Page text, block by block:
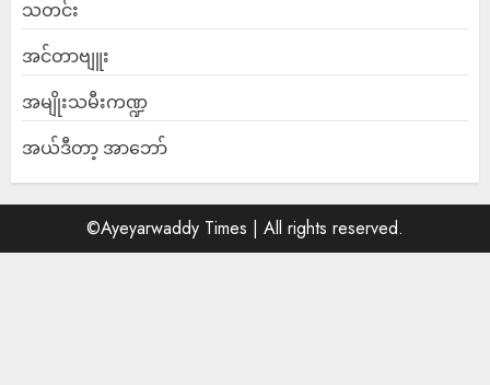
သတင်း
အင်တာဗျူး
အမျိုးသမီးကဏ္ဍ
အယ်ဒီတာ့ အာဘော်
©Ayeyarwaddy Times | All rights reserved.